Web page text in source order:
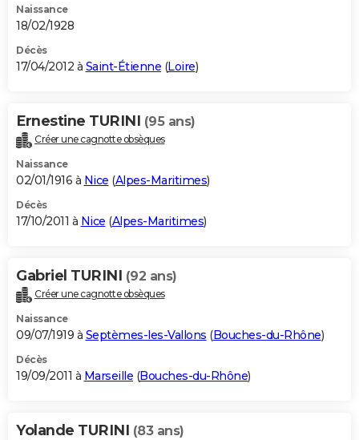
Naissance
18/02/1928
Décès
17/04/2012 à Saint-Étienne (Loire)
Ernestine TURINI (95 ans)
Créer une cagnotte obsèques
Naissance
02/01/1916 à Nice (Alpes-Maritimes)
Décès
17/10/2011 à Nice (Alpes-Maritimes)
Gabriel TURINI (92 ans)
Créer une cagnotte obsèques
Naissance
09/07/1919 à Septèmes-les-Vallons (Bouches-du-Rhône)
Décès
19/09/2011 à Marseille (Bouches-du-Rhône)
Yolande TURINI (83 ans)